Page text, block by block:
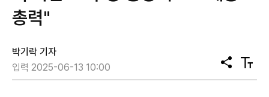
총력"
박기락 기자
입력 2025-06-13 10:00
공
유
텍
스